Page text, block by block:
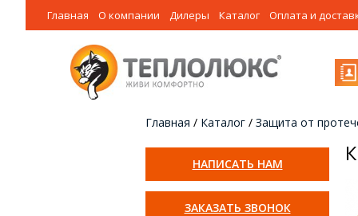
Главная О компании Дилеры Каталог Оплата и
НАПИСАТЬ НАМ
ЗАКАЗАТЬ ЗВОНОК
Главная / Каталог / Защита от